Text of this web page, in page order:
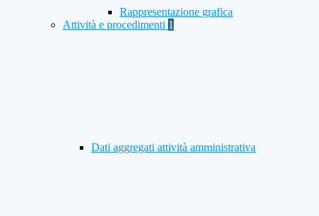
Rappresentazione grafica
Attività e procedimenti 1
Dati aggregati attività amministrativa